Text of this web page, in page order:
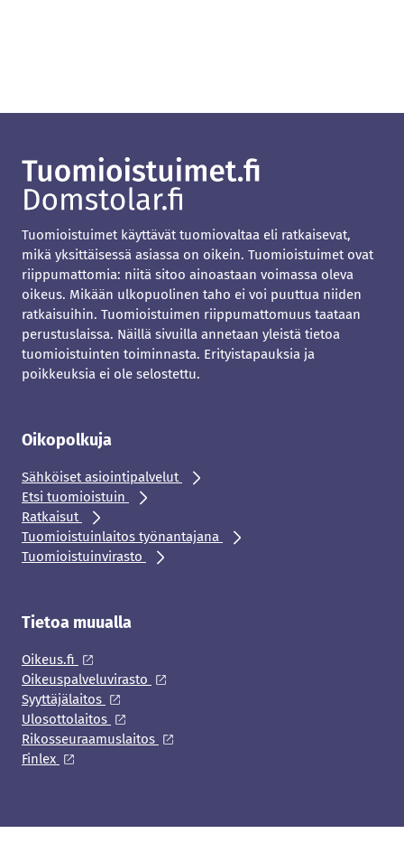
Tuomioistuimet käyttävät tuomiovaltaa eli ratkaisevat,
mikä yksittäisessä asiassa on oikein. Tuomioistuimet ovat
riippumattomia: niitä sitoo ainoastaan voimassa oleva
oikeus. Mikään ulkopuolinen taho ei voi puuttua niiden
ratkaisuihin. Tuomioistuimen riippumattomuus taataan
perustuslaissa. Näillä sivuilla annetaan yleistä tietoa
tuomioistuinten toiminnasta. Erityistapauksia ja
poikkeuksia ei ole selostettu.
Oikopolkuja
Sähköiset asiointipalvelut
Etsi tuomioistuin
Ratkaisut
Tuomioistuinlaitos työnantajana
Tuomioistuinvirasto
Tietoa muualla
Oikeus.fi
Oikeuspalveluvirasto
Syyttäjälaitos
Ulosottolaitos
Rikosseuraamuslaitos
Finlex